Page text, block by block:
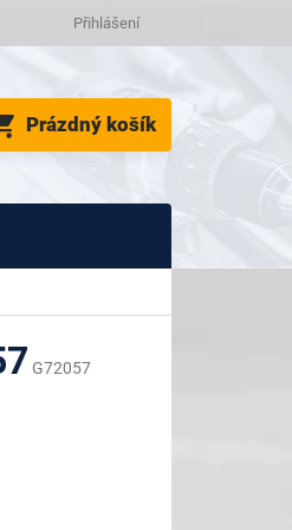
Přihlášení
NÁKUPNÍ
KOŠÍK
Prázdný košík
G72057